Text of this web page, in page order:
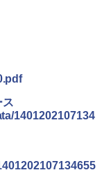
ス
1401202107134